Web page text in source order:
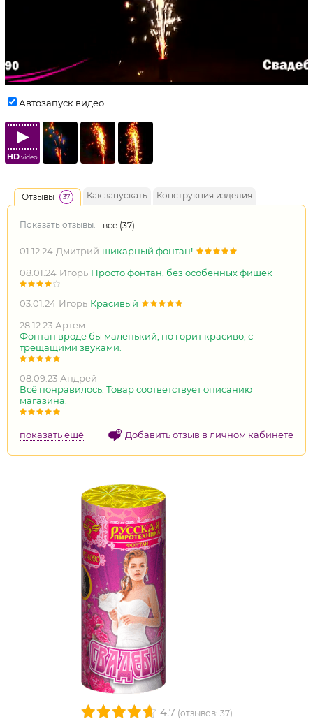
Автозапуск видео
HDvideo
Отзывы 37 Как запускать Конструкция изделия
Показать отзывы: все (37)
01.12.24 Дмитрий шикарный фонтан!
08.01.24 Игорь Просто фонтан, без особенных фишек
03.01.24 Игорь Красивый
28.12.23 Артем
Фонтан вроде бы маленький, но горит красиво, с
трещащими звуками.
08.09.23 Андрей
Всё понравилось. Товар соответствует описанию
магазина.
показать ещё Добавить отзыв в личном кабинете
4.7 (отзывов: 37)